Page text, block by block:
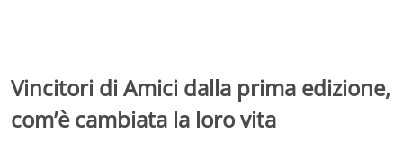
Vincitori di Amici dalla prima edizione,
com’è cambiata la loro vita